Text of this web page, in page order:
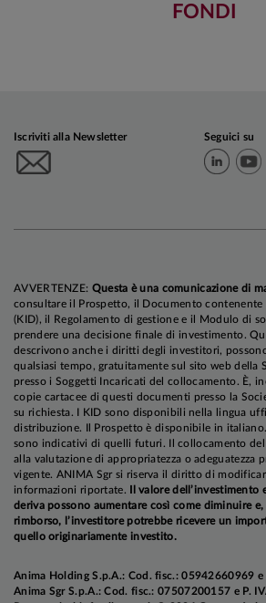
FONDI
Iscriviti alla Newsletter Seguici su
AVVERTENZE: Questa è una comunicazione di
consultare il Prospetto, il Documento
(KID), il Regolamento di gestione e il Modulo di
prendere una decisione finale di investimento.
descrivono anche i diritti degli investitori,
qualsiasi tempo, gratuitamente sul sito web della
presso i Soggetti Incaricati del collocamento. È,
copie cartacee di questi documenti presso la
su richiesta. I KID sono disponibili nella lingua
distribuzione. Il Prospetto è disponibile in
sono indicativi di quelli futuri. Il collocamento
alla valutazione di appropriatezza o adeguatezza
vigente. ANIMA Sgr si riserva il diritto di
informazioni riportate.
Il valore
deriva possono aumentare così come diminuire e,
rimborso, l’investitore potrebbe ricevere un
quello originariamente investito.
Anima Holding S.p.A.: Cod. fisc.: 05942660969 e
Anima Sgr S.p.A.: Cod. fisc.: 07507200157 e P.